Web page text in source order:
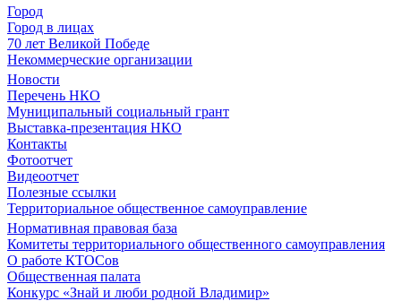
Город
Город в лицах
70 лет Великой Победе
Некоммерческие организации
Новости
Перечень НКО
Муниципальный социальный грант
Выставка-презентация НКО
Контакты
Фотоотчет
Видеоотчет
Полезные ссылки
Территориальное общественное самоуправление
Нормативная правовая база
Комитеты территориального общественного самоуправления
О работе КТОСов
Общественная палата
Конкурс «Знай и люби родной Владимир»